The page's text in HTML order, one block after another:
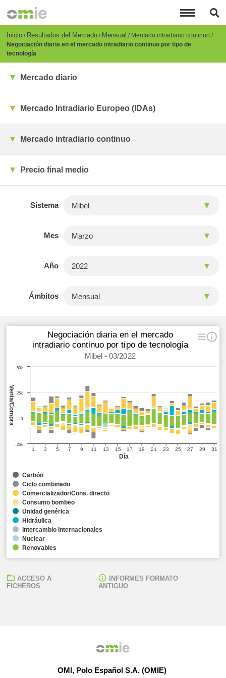
principal
Breadcrumb
Inicio Resultados del Mercado Mensual
Mercado intradiario continuo
Negociación diaria en el mercado intradiario continuo por tipo de
tecnología
Mercado diario
Mercado Intradiario Europeo (IDAs)
Mercado intradiario continuo
Precio final medio
Sistema
Mes
Año
Ámbitos
Día
Venta/Compra
Negociación diaria en el mercado
intradiario continuo por tipo de tecnología
Mibel - 03/2022
1 3 5 7 9 11 13 15 17 19 21 23 25 27 29 31
0
-25k
25k
50k
Carbón
Ciclo combinado
Comercializador/Cons. directo
Consumo bombeo
Unidad genérica
Hidráulica
Intercambio Internacionales
Nuclear
Renovables
ACCESO A
FICHEROS
INFORMES FORMATO
ANTIGUO
OMI, Polo Español S.A. (OMIE)